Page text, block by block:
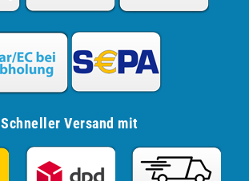
Schneller Versand mit